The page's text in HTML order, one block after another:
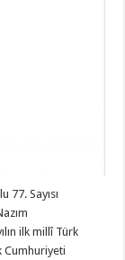
77. Sayısı
ilk millî Türk
Cumhuriyeti